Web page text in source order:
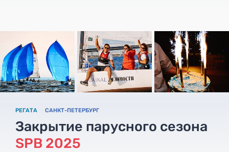
РЕГАТА САНКТ-ПЕТЕРБУРГ
Закрытие парусного сезона
SPB 2025